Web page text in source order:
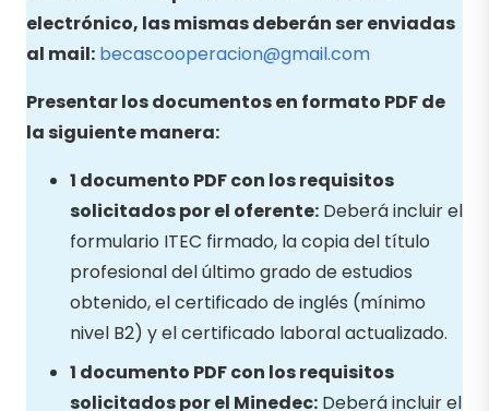
electrónico, las mismas deberán ser enviadas
al mail: becascooperacion@gmail.com
Presentar los documentos en formato PDF de
la siguiente manera:
1 documento PDF con los requisitos
solicitados por el oferente: Deberá incluir el
formulario ITEC firmado, la copia del título
profesional del último grado de estudios
obtenido, el certificado de inglés (mínimo
nivel B2) y el certificado laboral actualizado.
1 documento PDF con los requisitos
solicitados por el Minedec: Deberá incluir el